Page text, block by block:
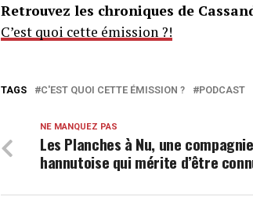
Retrouvez les chroniques de
C’est quoi cette émission ?!
TAGS C'EST QUOI CETTE ÉMISSION ? PODCAST
NE MANQUEZ PAS
Les Planches à Nu, une compagnie
hannutoise qui mérite d’être